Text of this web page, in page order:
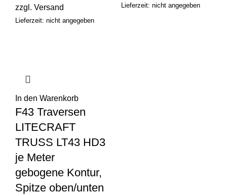
zzgl. Versand
Lieferzeit: nicht angegeben
Lieferzeit: nicht angegeben
In den Warenkorb
F43 Traversen
LITECRAFT
TRUSS LT43 HD3
je Meter
gebogene Kontur,
Spitze oben/unten